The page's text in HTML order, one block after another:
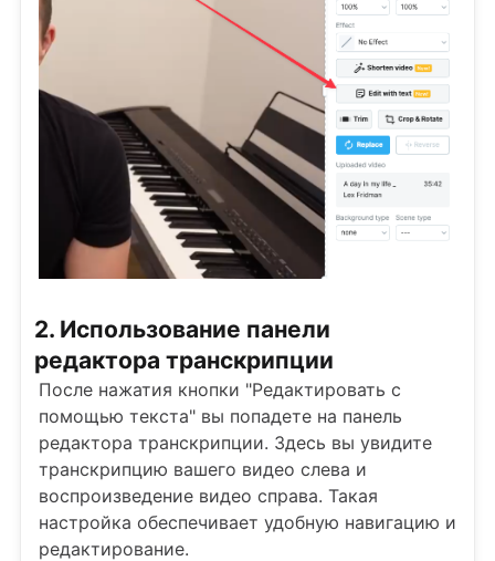
2. Использование панели
редактора транскрипции
После нажатия кнопки "Редактировать с
помощью текста" вы попадете на панель
редактора транскрипции. Здесь вы увидите
транскрипцию вашего видео слева и
воспроизведение видео справа. Такая
настройка обеспечивает удобную навигацию и
редактирование.